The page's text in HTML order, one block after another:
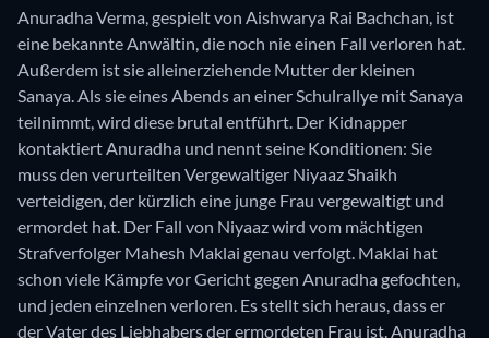
Anuradha Verma, gespielt von Aishwarya Rai Bachchan, ist
eine bekannte Anwältin, die noch nie einen Fall verloren hat.
Außerdem ist sie alleinerziehende Mutter der kleinen
Sanaya. Als sie eines Abends an einer Schulrallye mit Sanaya
teilnimmt, wird diese brutal entführt. Der Kidnapper
kontaktiert Anuradha und nennt seine Konditionen: Sie
muss den verurteilten Vergewaltiger Niyaaz Shaikh
verteidigen, der kürzlich eine junge Frau vergewaltigt und
ermordet hat. Der Fall von Niyaaz wird vom mächtigen
Strafverfolger Mahesh Maklai genau verfolgt. Maklai hat
schon viele Kämpfe vor Gericht gegen Anuradha gefochten,
und jeden einzelnen verloren. Es stellt sich heraus, dass er
der Vater des Liebhabers der ermordeten Frau ist. Anuradha